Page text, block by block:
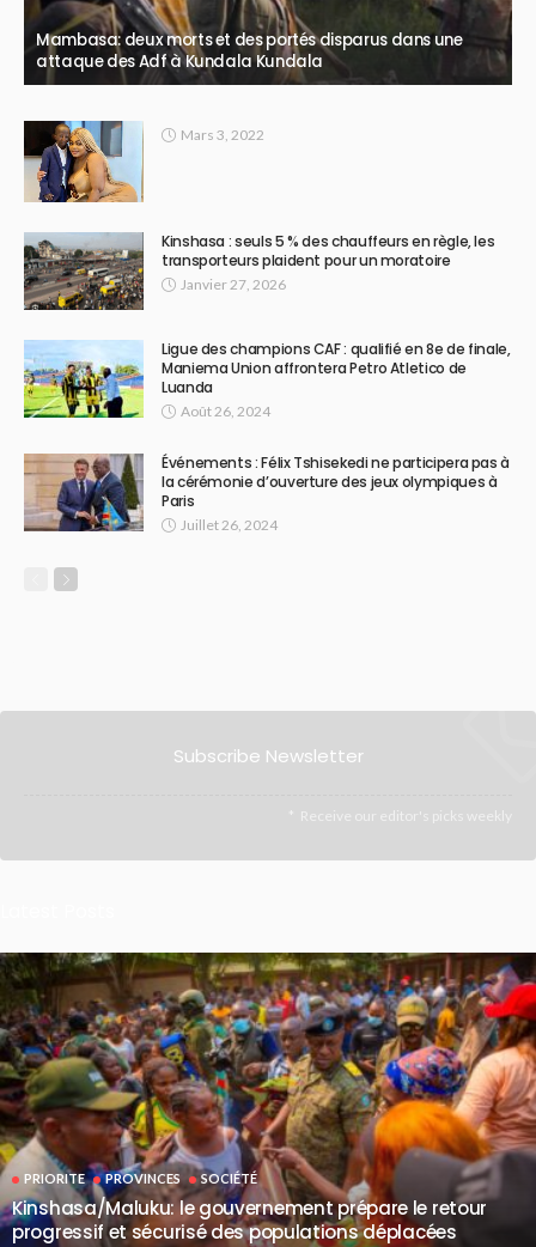
Mambasa: deux morts et des portés disparus dans une
attaque des Adf à Kundala Kundala
Mars 3, 2022
Kinshasa : seuls 5 % des chauffeurs en règle, les
transporteurs plaident pour un moratoire
Janvier 27, 2026
Ligue des champions CAF : qualifié en 8e de finale,
Maniema Union affrontera Petro Atletico de
Luanda
Août 26, 2024
Événements : Félix Tshisekedi ne participera pas à
la cérémonie d’ouverture des jeux olympiques à
Paris
Juillet 26, 2024
Subscribe Newsletter
Receive our editor's picks weekly
PRIORITE PROVINCES SOCIÉTÉ
Kinshasa/Maluku: le gouvernement prépare le retour
progressif et sécurisé des populations déplacées